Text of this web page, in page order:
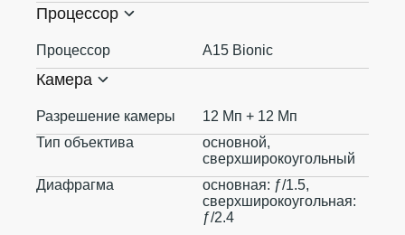
Процессор
Процессор A15 Bionic
Камера
Разрешение камеры
12 Мп + 12 Мп
Тип объектива
основной,
сверхширокоугольный
Диафрагма
основная: ƒ/1.5,
сверхширокоугольная:
ƒ/2.4